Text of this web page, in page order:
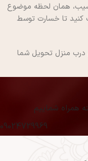
همان لحظه موضوع
کنید تا خسارت توسط
درب منزل تحویل شما
09024729969